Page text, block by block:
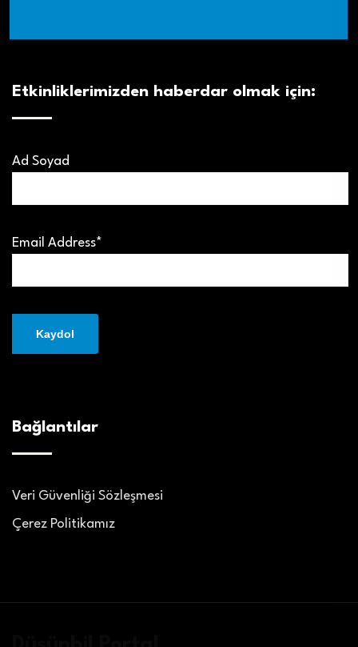
Etkinliklerimizden haberdar olmak için:
Ad Soyad
Email Address*
Bağlantılar
Veri Güvenliği Sözleşmesi
Çerez Politikamız